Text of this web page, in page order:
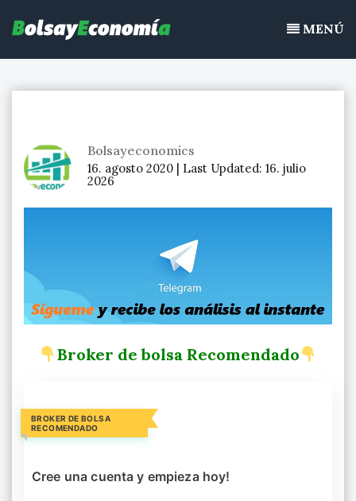
continuo, acciones de bolsa
contenidoMENÚ
Bolsayeconomics
16. agosto 2020 | Last Updated: 16. julio
2026
Broker de bolsa Recomendado
BROKER DE BOLSA
RECOMENDADO
Cree una cuenta y empieza hoy!